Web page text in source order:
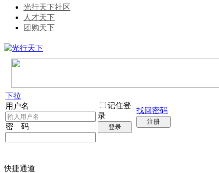
光行天下社区
人才天下
团购天下
下拉
用户名
密 码
记住登
录
登录
找回密码
注册
快捷通道